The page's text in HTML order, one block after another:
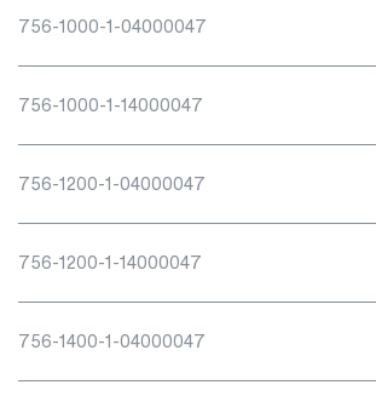
756-1000-1-04000047
756-1000-1-14000047
756-1200-1-04000047
756-1200-1-14000047
756-1400-1-04000047